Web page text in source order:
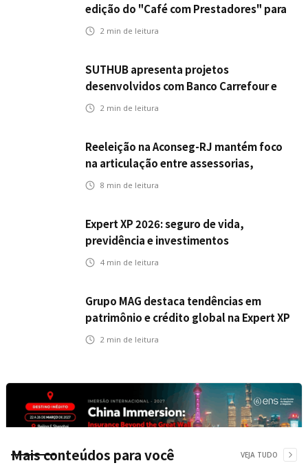
edição do "Café com Prestadores" para
fortalecer parceria e aprimorar
2 min de leitura
SUTHUB apresenta projetos
desenvolvidos com Banco Carrefour e
A.PET no Congresso Latino-Americano
2 min de leitura
Reeleição na Aconseg-RJ mantém foco
na articulação entre assessorias,
corretores e seguradoras
8 min de leitura
Expert XP 2026: seguro de vida,
previdência e investimentos
estabelecem uma nova agenda para a
4 min de leitura
Grupo MAG destaca tendências em
patrimônio e crédito global na Expert XP
2026
2 min de leitura
Mais conteúdos para você VEJA TUDO